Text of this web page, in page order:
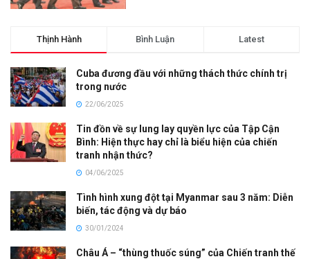
Thịnh Hành Bình Luận Latest
Cuba đương đầu với những thách thức chính trị
trong nước
22/06/2025
Tin đồn về sự lung lay quyền lực của Tập Cận
Bình: Hiện thực hay chỉ là biểu hiện của chiến
tranh nhận thức?
04/06/2025
Tình hình xung đột tại Myanmar sau 3 năm: Diễn
biến, tác động và dự báo
30/01/2024
Châu Á – “thùng thuốc súng” của Chiến tranh thế